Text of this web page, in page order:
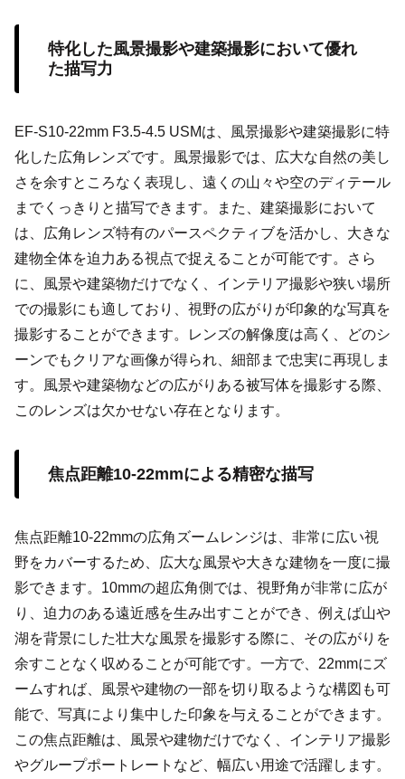
特化した風景撮影や建築撮影において優れ
た描写力
EF-S10-22mm F3.5-4.5 USMは、風景撮影や建築撮影に特
化した広角レンズです。風景撮影では、広大な自然の美し
さを余すところなく表現し、遠くの山々や空のディテール
までくっきりと描写できます。また、建築撮影において
は、広角レンズ特有のパースペクティブを活かし、大きな
建物全体を迫力ある視点で捉えることが可能です。さら
に、風景や建築物だけでなく、インテリア撮影や狭い場所
での撮影にも適しており、視野の広がりが印象的な写真を
撮影することができます。レンズの解像度は高く、どのシ
ーンでもクリアな画像が得られ、細部まで忠実に再現しま
す。風景や建築物などの広がりある被写体を撮影する際、
このレンズは欠かせない存在となります。
焦点距離10-22mmによる精密な描写
焦点距離10-22mmの広角ズームレンジは、非常に広い視
野をカバーするため、広大な風景や大きな建物を一度に撮
影できます。10mmの超広角側では、視野角が非常に広が
り、迫力のある遠近感を生み出すことができ、例えば山や
湖を背景にした壮大な風景を撮影する際に、その広がりを
余すことなく収めることが可能です。一方で、22mmにズ
ームすれば、風景や建物の一部を切り取るような構図も可
能で、写真により集中した印象を与えることができます。
この焦点距離は、風景や建物だけでなく、インテリア撮影
やグループポートレートなど、幅広い用途で活躍します。